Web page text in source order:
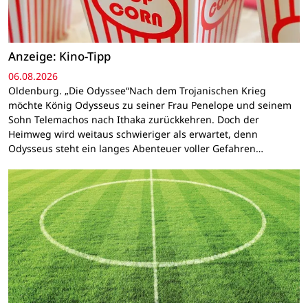
Anzeige: Kino-Tipp
06.08.2026
Oldenburg. „Die Odyssee“Nach dem Trojanischen Krieg
möchte König Odysseus zu seiner Frau Penelope und seinem
Sohn Telemachos nach Ithaka zurückkehren. Doch der
Heimweg wird weitaus schwieriger als erwartet, denn
Odysseus steht ein langes Abenteuer voller Gefahren…